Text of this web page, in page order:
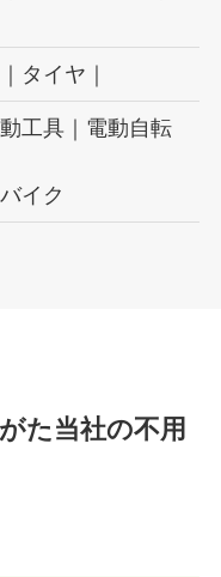
タイヤ｜
工具｜電動自転
イク
た当社の不用